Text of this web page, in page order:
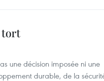
tort
une décision imposée ni une
durable, de la